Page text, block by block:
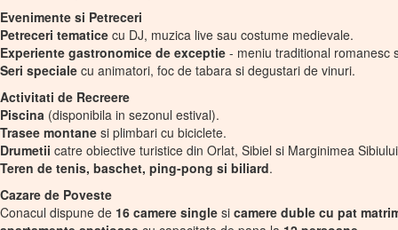
Evenimente si Petreceri
Petreceri tematice cu DJ, muzica live sau costume medievale.
Experiente gastronomice de exceptie - meniu traditional romanesc
Seri speciale cu animatori, foc de tabara si degustari de vinuri.
Activitati de Recreere
Piscina (disponibila in sezonul estival).
Trasee montane si plimbari cu biciclete.
Drumetii catre obiective turistice din Orlat, Sibiel si Marginimea
Teren de tenis, baschet, ping-pong si biliard.
Cazare de Poveste
Conacul dispune de 16 camere single si camere duble cu pat